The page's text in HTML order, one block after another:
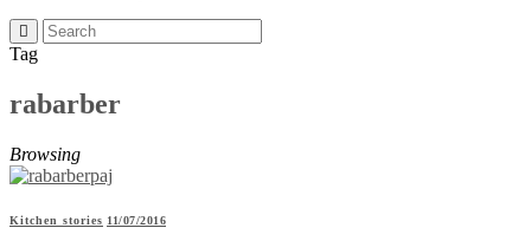
Tag
rabarber
Browsing
Kitchen stories 11/07/2016